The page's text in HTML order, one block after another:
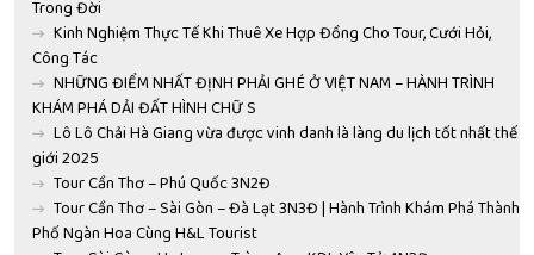
Trong Đời
Kinh Nghiệm Thực Tế Khi Thuê Xe Hợp Đồng Cho Tour, Cưới Hỏi,
Công Tác
NHỮNG ĐIỂM NHẤT ĐỊNH PHẢI GHÉ Ở VIỆT NAM – HÀNH TRÌNH
KHÁM PHÁ DẢI ĐẤT HÌNH CHỮ S
Lô Lô Chải Hà Giang vừa được vinh danh là làng du lịch tốt nhất thế
giới 2025
Tour Cần Thơ – Phú Quốc 3N2Đ
Tour Cần Thơ – Sài Gòn – Đà Lạt 3N3Đ | Hành Trình Khám Phá Thành
Phố Ngàn Hoa Cùng H&L Tourist